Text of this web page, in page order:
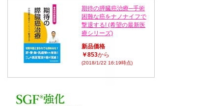
期待の膵臓癌治療─手術
困難な癌をナノナイフで
撃退する! (希望の最新医
療シリーズ)
新品価格
￥853から
(2018/1/22 16:19時点)